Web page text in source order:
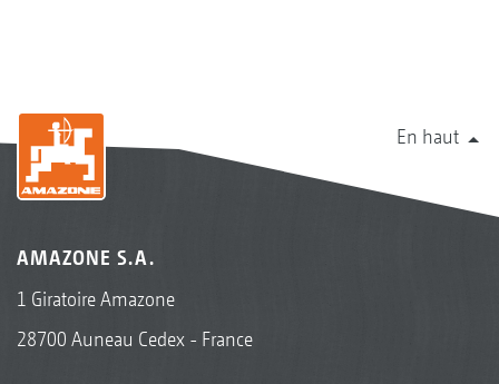
En haut
AMAZONE S.A.
1 Giratoire Amazone
28700 Auneau Cedex - France